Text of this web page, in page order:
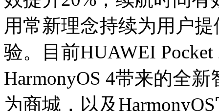
用常新理念持续为用户
验。目前HUAWEI
HarmonyOS 4带来的全
为商城，以及